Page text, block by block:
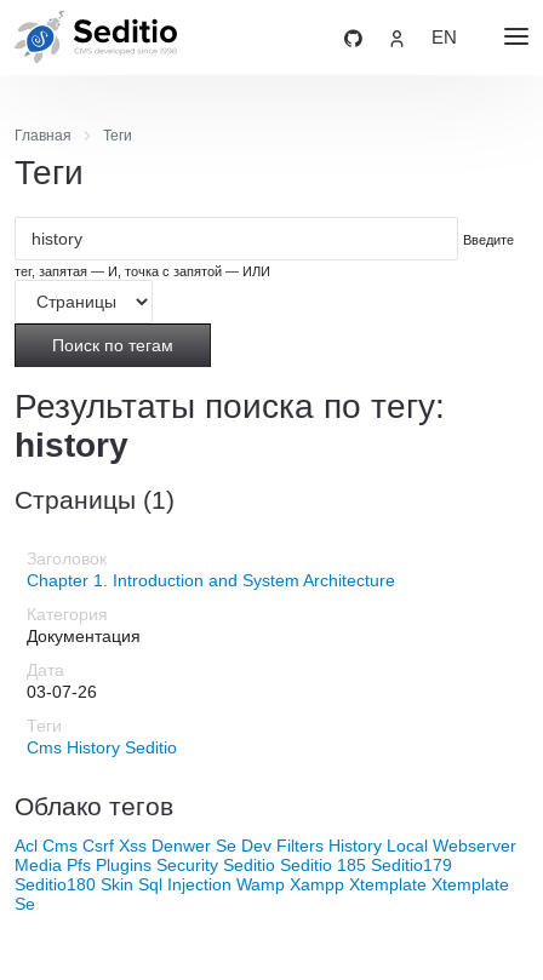
EN
Главная Теги
Теги
Введите
тег, запятая — И, точка с запятой — ИЛИ
Поиск по тегам
Результаты поиска по тегу:
history
Страницы (1)
Chapter 1. Introduction and System Architecture
Документация
03-07-26
Cms History Seditio
Облако тегов
Acl Cms Csrf Xss Denwer Se Dev Filters History Local Webserver
Media Pfs Plugins Security Seditio Seditio 185 Seditio179
Seditio180 Skin Sql Injection Wamp Xampp Xtemplate Xtemplate
Se